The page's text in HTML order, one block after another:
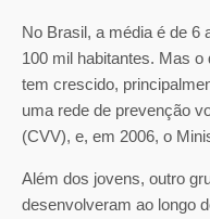
No Brasil, a média é de 6
100 mil habitantes. Mas
tem crescido,
uma rede de prevenção
(CVV), e, em 2006, o
Além dos jovens, outro
desenvolveram ao longo